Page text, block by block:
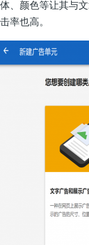
体、颜色等让其与
击率也高。